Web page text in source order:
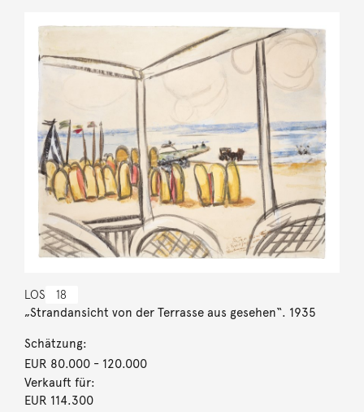
LOS 18
„Strandansicht von der Terrasse aus gesehen“. 1935
Schätzung:
EUR 80.000- 120.000
Verkauft für:
EUR 114.300